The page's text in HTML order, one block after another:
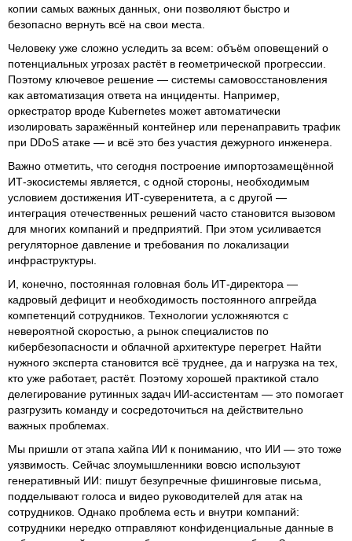
копии самых важных данных, они позволяют быстро и
безопасно вернуть всё на свои места.
Человеку уже сложно уследить за всем: объём оповещений о
потенциальных угрозах растёт в геометрической прогрессии.
Поэтому ключевое решение — системы самовосстановления
как автоматизация ответа на инциденты. Например,
оркестратор вроде Kubernetes может автоматически
изолировать заражённый контейнер или перенаправить трафик
при DDoS атаке — и всё это без участия дежурного инженера.
Важно отметить, что сегодня построение импортозамещённой
ИТ-экосистемы является, с одной стороны, необходимым
условием достижения ИТ-суверенитета, а с другой —
интеграция отечественных решений часто становится вызовом
для многих компаний и предприятий. При этом усиливается
регуляторное давление и требования по локализации
инфраструктуры.
И, конечно, постоянная головная боль ИТ-директора —
кадровый дефицит и необходимость постоянного апгрейда
компетенций сотрудников. Технологии усложняются с
невероятной скоростью, а рынок специалистов по
кибербезопасности и облачной архитектуре перегрет. Найти
нужного эксперта становится всё труднее, да и нагрузка на тех,
кто уже работает, растёт. Поэтому хорошей практикой стало
делегирование рутинных задач ИИ-ассистентам — это помогает
разгрузить команду и сосредоточиться на действительно
важных проблемах.
Мы пришли от этапа хайпа ИИ к пониманию, что ИИ — это тоже
уязвимость. Сейчас злоумышленники вовсю используют
генеративный ИИ: пишут безупречные фишинговые письма,
подделывают голоса и видео руководителей для атак на
сотрудников. Однако проблема есть и внутри компаний:
сотрудники нередко отправляют конфиденциальные данные в